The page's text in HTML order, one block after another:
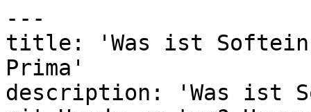
---
title: 'Was ist
Prima'
description: 'Was ist